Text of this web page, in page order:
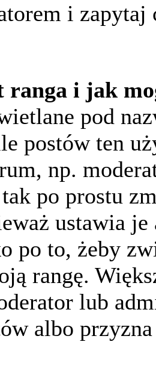
i zapytaj
ranga i jak
pod
postów ten
np.
po prostu
ustawia
po to, żeby
rangę.
lub
albo